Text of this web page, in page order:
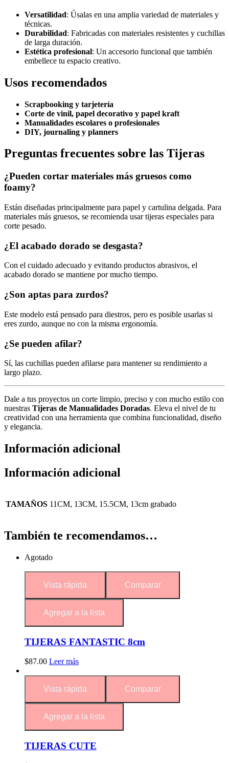
Versatilidad: Úsalas en una amplia variedad de materiales y
técnicas.
Durabilidad: Fabricadas con materiales resistentes y cuchillas
de larga duración.
Estética profesional: Un accesorio funcional que también
embellece tu espacio creativo.
Usos recomendados
Scrapbooking y tarjetería
Corte de vinil, papel decorativo y papel kraft
Manualidades escolares o profesionales
DIY, journaling y planners
Preguntas frecuentes sobre las Tijeras
¿Pueden cortar materiales más gruesos como
foamy?
Están diseñadas principalmente para papel y cartulina delgada. Para
materiales más gruesos, se recomienda usar tijeras especiales para
corte pesado.
¿El acabado dorado se desgasta?
Con el cuidado adecuado y evitando productos abrasivos, el
acabado dorado se mantiene por mucho tiempo.
¿Son aptas para zurdos?
Este modelo está pensado para diestros, pero es posible usarlas si
eres zurdo, aunque no con la misma ergonomía.
¿Se pueden afilar?
Sí, las cuchillas pueden afilarse para mantener su rendimiento a
largo plazo.
Dale a tus proyectos un corte limpio, preciso y con mucho estilo con
nuestras Tijeras de Manualidades Doradas. Eleva el nivel de tu
creatividad con una herramienta que combina funcionalidad, diseño
y elegancia.
Información adicional
Información adicional
TAMAÑOS 11CM, 13CM, 15.5CM, 13cm grabado
También te recomendamos…
Agotado
Vista rápida Comparar
Agregar a la lista
TIJERAS FANTASTIC 8cm
$87.00 Leer más
Vista rápida Comparar
Agregar a la lista
TIJERAS CUTE